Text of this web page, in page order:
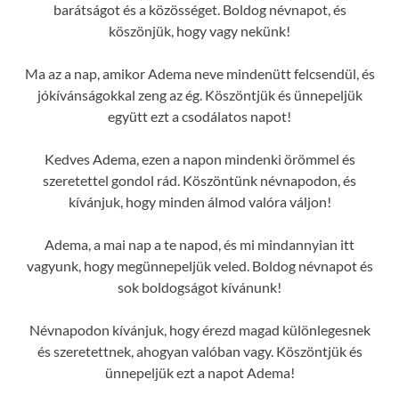
barátságot és a közösséget. Boldog névnapot, és
köszönjük, hogy vagy nekünk!
Ma az a nap, amikor Adema neve mindenütt felcsendül, és
jókívánságokkal zeng az ég. Köszöntjük és ünnepeljük
együtt ezt a csodálatos napot!
Kedves Adema, ezen a napon mindenki örömmel és
szeretettel gondol rád. Köszöntünk névnapodon, és
kívánjuk, hogy minden álmod valóra váljon!
Adema, a mai nap a te napod, és mi mindannyian itt
vagyunk, hogy megünnepeljük veled. Boldog névnapot és
sok boldogságot kívánunk!
Névnapodon kívánjuk, hogy érezd magad különlegesnek
és szeretettnek, ahogyan valóban vagy. Köszöntjük és
ünnepeljük ezt a napot Adema!